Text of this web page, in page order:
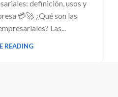
definición, usos y
💳🚀 ¿Qué son las
Las...
READING